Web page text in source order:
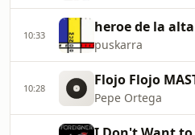
10:33 heroe de la
puskarra
10:28 Flojo Flojo
Pepe Ortega